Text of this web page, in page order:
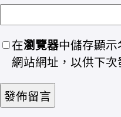
在瀏覽器中儲存顯
網站網址，以供下次